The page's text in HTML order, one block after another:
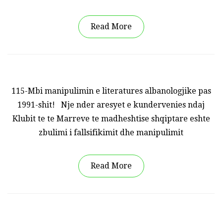
Read More
115-Mbi manipulimin e literatures albanologjike pas
1991-shit! Nje nder aresyet e kundervenies ndaj
Klubit te te Marreve te madheshtise shqiptare eshte
zbulimi i fallsifikimit dhe manipulimit
Read More